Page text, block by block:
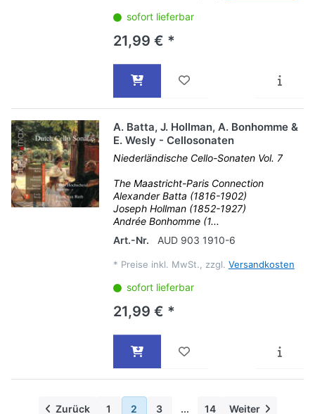
sofort lieferbar
21,99 € *
A. Batta, J. Hollman, A. Bonhomme &
E. Wesly - Cellosonaten
Niederländische Cello-Sonaten Vol. 7
The Maastricht-Paris Connection
Alexander Batta (1816-1902)
Joseph Hollman (1852-1927)
Andrée Bonhomme (1...
Art.-Nr.
AUD 903 1910-6
* Preise inkl. MwSt., zzgl. Versandkosten
sofort lieferbar
21,99 € *
Zurück 1 2 3 ... 14 Weiter